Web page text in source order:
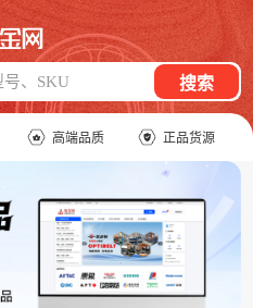
、SKU 搜索
高端品质 正品货源